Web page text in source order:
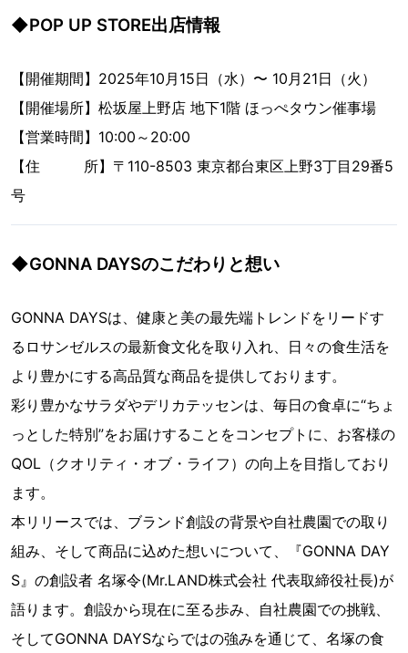
◆POP UP STORE出店情報
【開催期間】2025年10月15日（水）〜 10月21日（火）
【開催場所】松坂屋上野店 地下1階 ほっぺタウン催事場
【営業時間】10:00～20:00
【住 所】〒110-8503 東京都台東区上野3丁目29番5
号
◆GONNA DAYSのこだわりと想い
GONNA DAYSは、健康と美の最先端トレンドをリードす
るロサンゼルスの最新食文化を取り入れ、日々の食生活を
より豊かにする高品質な商品を提供しております。
彩り豊かなサラダやデリカテッセンは、毎日の食卓に“ちょ
っとした特別”をお届けすることをコンセプトに、お客様の
QOL（クオリティ・オブ・ライフ）の向上を目指しており
ます。
本リリースでは、ブランド創設の背景や自社農園での取り
組み、そして商品に込めた想いについて、『GONNA DAY
S』の創設者 名塚令(Mr.LAND株式会社 代表取締役社長)が
語ります。創設から現在に至る歩み、自社農園での挑戦、
そしてGONNA DAYSならではの強みを通じて、名塚の食